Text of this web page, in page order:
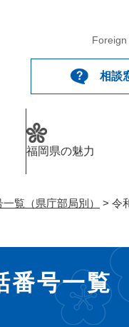
相談
福岡県の魅力
覧（県庁部局別） > 令
番号一覧